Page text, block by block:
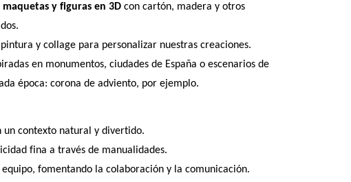
maquetas y figuras en 3Dcon cartón, madera y otros
y collage para personalizar nuestras creaciones.
en monumentos, ciudades de España o escenarios de
época: corona de adviento, por ejemplo.
contexto natural y divertido.
fina a través de manualidades.
fomentando la colaboración y la comunicación.